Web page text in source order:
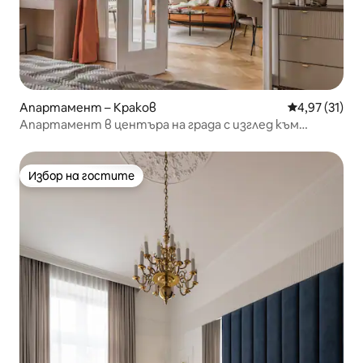
Апартамент – Краков Средна
4,97 (31)
Апартамент в центъра на града с изглед към
Избор на гостите
Избор на гостите